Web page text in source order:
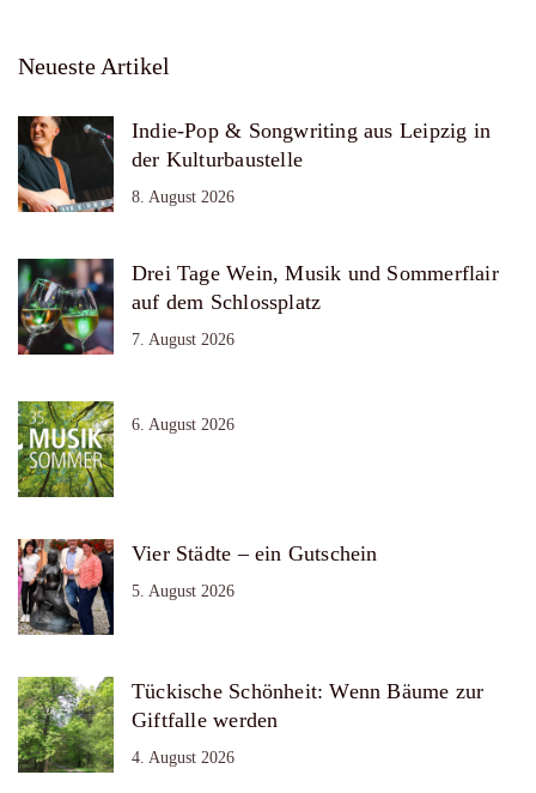
Neueste Artikel
Indie-Pop & Songwriting aus Leipzig in
der Kulturbaustelle
8. August 2026
Drei Tage Wein, Musik und Sommerflair
auf dem Schlossplatz
7. August 2026
6. August 2026
Vier Städte – ein Gutschein
5. August 2026
Tückische Schönheit: Wenn Bäume zur
Giftfalle werden
4. August 2026